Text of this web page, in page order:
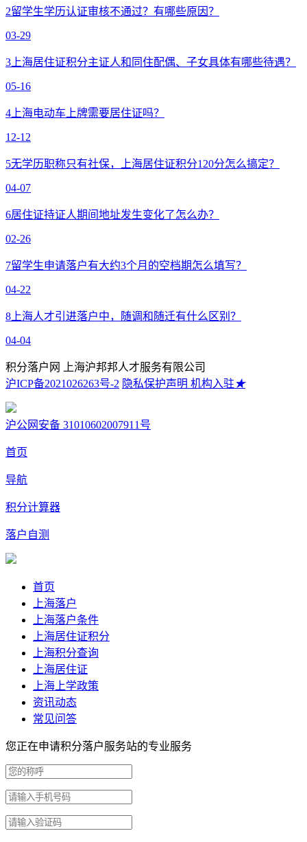
2留学生学历认证审核不通过？有哪些原因？
03-29
3 上海居住证积分主证人和同住配偶、子女具体有哪些待遇？
05-16
4 上海电动车上牌需要居住证吗？
12-12
5无学历职称只有社保，上海居住证积分120分怎么搞定？
04-07
6居住证持证人期间地址发生变化了怎么办？
02-26
7留学生申请落户有大约3个月的空档期怎么填写？
04-22
8 上海人才引进落户中，随调和随迁有什么区别？
04-04
积分落户网 上海沪邦邦人才服务有限公司
沪ICP备2021026263号-2 隐私保护声明 机构入驻★
沪公网安备 31010602007911号
首页
导航
积分计算器
落户自测
首页
上海落户
上海落户条件
上海居住证积分
上海积分查询
上海居住证
上海上学政策
资讯动态
常见问答
您正在申请积分落户服务站的专业服务